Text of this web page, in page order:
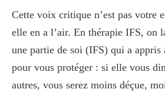
Cette voix critique n’est pas votre
elle en a l’air. En thérapie IFS, on
une partie de soi (IFS) qui a appris
pour vous protéger : si elle vous
autres, vous serez moins déçue,